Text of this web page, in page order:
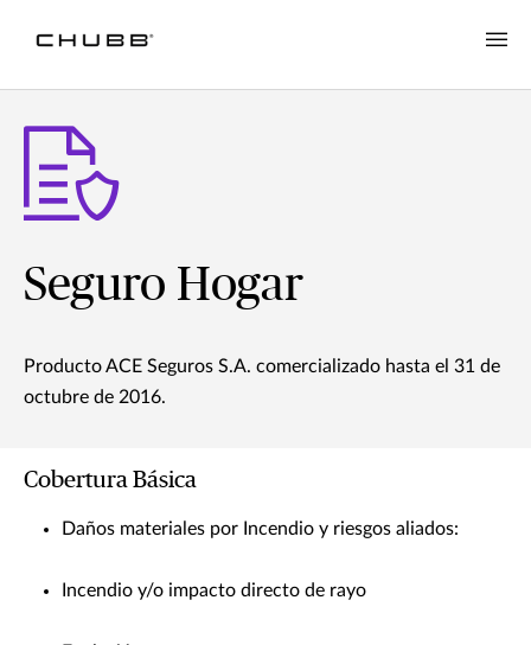
Seguro Hogar
Producto ACE Seguros S.A. comercializado hasta el 31 de
octubre de 2016.
Cobertura Básica
Daños materiales por Incendio y riesgos aliados:
Incendio y/o impacto directo de rayo